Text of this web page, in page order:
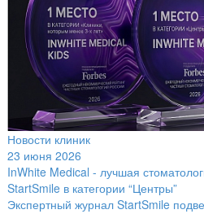
Новости клиник
23 июня 2026
InWhite Medical - лучшая
StartSmile в категории “Центры”
Экспертный журнал StartSmile